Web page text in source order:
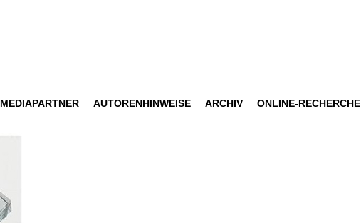
MEDIAPARTNER AUTORENHINWEISE ARCHIV ONLINE-RECHERCHE